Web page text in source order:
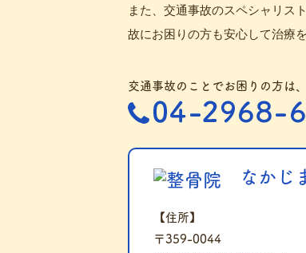
また、交通事故のスペシャリス
故にお困りの方も安心して治療
交通事故のことでお困りの方は
なかじ
【住所】
〒359-0044